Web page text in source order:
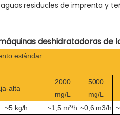
residuales de imprenta y
deshidratadoras de
estándar
alta
2000
mg/L
5000
mg/L
~5 kg/h ~1,5 m³/h ~0,6 m3/h